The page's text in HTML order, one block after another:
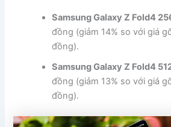
Samsung Galaxy Z Fold4
đồng (giảm 14% so với giá
đồng).
Samsung Galaxy Z Fold4
đồng (giảm 13% so với giá
đồng).